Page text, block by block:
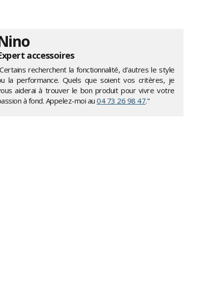
accessoires
recherchent la fonctionnalité, d’autres le style
la performance. Quels que soient vos critères, je
aiderai à trouver le bon produit pour vivre votre
à fond. Appelez-moi au 04 73 26 98 47."